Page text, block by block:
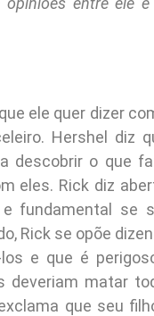
ele quer dizer
Hershel diz
descobrir o que
eles. Rick diz
fundamental se
Rick se opõe
e que é
deveriam matar
que seu